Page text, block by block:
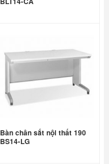
Bàn chân sắt nội thất 190
BS14-LG